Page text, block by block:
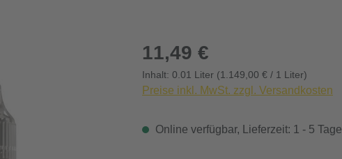
Regulärer Preis:
11,49 €
Inhalt: 0.01 Liter (1.149,00 € / 1 Liter)
Preise inkl. MwSt. zzgl. Versandkosten
Online verfügbar, Lieferzeit: 1 - 5 Tage